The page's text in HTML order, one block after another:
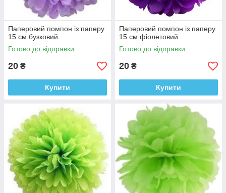
Паперовий помпон із паперу
15 см бузковий
Готово до відправки
20 ₴
Купити
Паперовий помпон із паперу
15 см фіолетовий
Готово до відправки
20 ₴
Купити